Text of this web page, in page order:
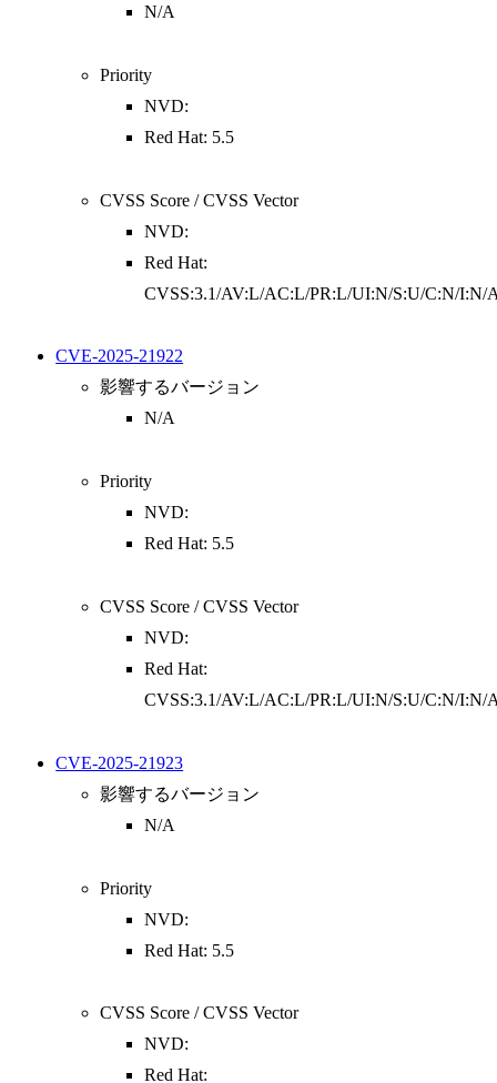
N/A
Priority
NVD:
Red Hat: 5.5
CVSS Score / CVSS Vector
NVD:
Red Hat:
CVSS:3.1/AV:L/AC:L/PR:L/UI:N/S:U/C:N/I:N/
CVE-2025-21922
影響するバージョン
N/A
Priority
NVD:
Red Hat: 5.5
CVSS Score / CVSS Vector
NVD:
Red Hat:
CVSS:3.1/AV:L/AC:L/PR:L/UI:N/S:U/C:N/I:N/
CVE-2025-21923
影響するバージョン
N/A
Priority
NVD:
Red Hat: 5.5
CVSS Score / CVSS Vector
NVD:
Red Hat: